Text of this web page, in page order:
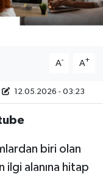
A- A+
12.05.2026 - 03:23
biri olan
ilgi alanına hitap